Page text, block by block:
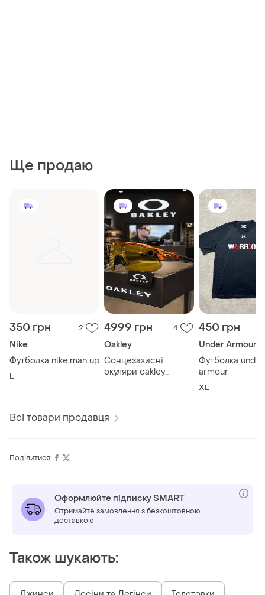
Ще продаю
350 грн 2
Nike
Футболка nike,man up
L
4999 грн 4
Oakley
Сонцезахисні
окуляри oakley
450 грн
Under Armour
Футболка under
armour
XL
Всі товари продавця
Поділитися:
Оформлюйте підписку SMART
Отримайте замовлення з безкоштовною
доставкою
Також шукають: